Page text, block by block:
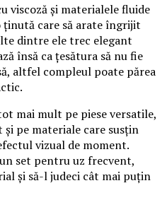
viscoză și materialele fluide
care să arate îngrijit
dintre ele trec elegant
însă ca țesătura să nu fie
altfel compleul poate părea
mai mult pe piese versatile,
pe materiale care susțin
vizual de moment.
set pentru uz frecvent,
și să-l judeci cât mai puțin